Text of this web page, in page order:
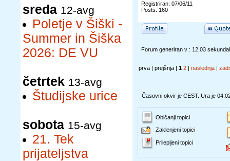
sreda 12-avg
Poletje v Šiški -
Summer in Šiška
2026: DE VU
četrtek 13-avg
Študijske urice
sobota 15-avg
21. Tek
prijateljstva
Registriran: 07/06/11
Posts: 160
Forum generiran v : 12,03
prva | prejšnja | 1 2 | naslednja |
Časovni okvir je CEST. Ura je
Običanji topici
Zaklenjeni topici
Prilepljeni topici